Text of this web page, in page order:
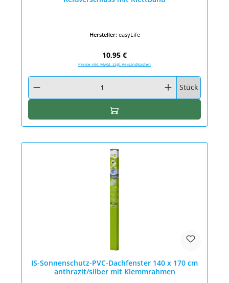
Hersteller: easyLife
Regulärer Preis:
10,95 €
Preise inkl. MwSt. zzgl. Versandkosten
Produkt Anzahl: Gib den gewünschten Wert ein oder benutze die
Stück
In den Warenkorb
IS-Sonnenschutz-PVC-Dachfenster 140 x 170 cm
anthrazit/silber mit Klemmrahmen